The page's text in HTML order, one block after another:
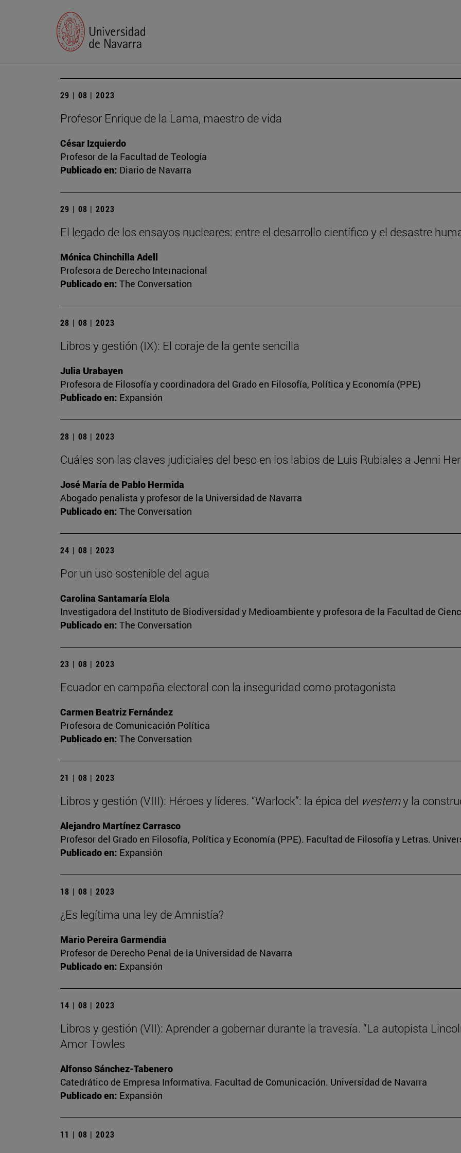
29 | 08 | 2023
Profesor Enrique de la Lama, maestro de vida
César Izquierdo
Profesor de la Facultad de Teología
Publicado en: Diario de Navarra
29 | 08 | 2023
El legado de los ensayos nucleares: entre el desarrollo científico y el desastre
Mónica Chinchilla Adell
Profesora de Derecho Internacional
Publicado en: The Conversation
28 | 08 | 2023
Libros y gestión (IX): El coraje de la gente sencilla
Julia Urabayen
Profesora de Filosofía y coordinadora del Grado en Filosofía, Política y Economía (PPE)
Publicado en: Expansión
28 | 08 | 2023
Cuáles son las claves judiciales del beso en los labios de Luis Rubiales a Jenni
José María de Pablo Hermida
Abogado penalista y profesor de la Universidad de Navarra
Publicado en: The Conversation
24 | 08 | 2023
Por un uso sostenible del agua
Carolina Santamaría Elola
Investigadora del Instituto de Biodiversidad y Medioambiente y profesora de la Facultad de
Publicado en: The Conversation
23 | 08 | 2023
Ecuador en campaña electoral con la inseguridad como protagonista
Carmen Beatriz Fernández
Profesora de Comunicación Política
Publicado en: The Conversation
21 | 08 | 2023
Libros y gestión (VIII): Héroes y líderes. “Warlock”: la épica del westerny la
Alejandro Martínez Carrasco
Profesor del Grado en Filosofía, Política y Economía (PPE). Facultad de Filosofía y Letras.
Publicado en: Expansión
18 | 08 | 2023
¿Es legítima una ley de Amnistía?
Mario Pereira Garmendia
Profesor de Derecho Penal de la Universidad de Navarra
Publicado en: Expansión
14 | 08 | 2023
Libros y gestión (VII): Aprender a gobernar durante la travesía. “La autopista
Amor Towles
Alfonso Sánchez-Tabenero
Catedrático de Empresa Informativa. Facultad de Comunicación. Universidad de Navarra
Publicado en: Expansión
11 | 08 | 2023